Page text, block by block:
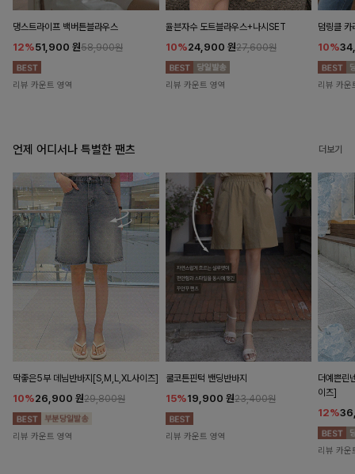
댕스트라이프 백버튼블라우스
12%51,900 원58,900원
리뷰 카운트 영역
율븐자수 도트블라우스+나시SET
10%24,900 원27,600원
리뷰 카운트 영역
덤링클 카
10%
리뷰 카운
언제 어디서나 특별한 팬츠 더보기
딱좋은5부 데님반바지[S,M,L,XL사이즈]
10%26,900 원29,800원
리뷰 카운트 영역
쿨코튼핀턱 밴딩반바지
15%19,900 원23,400원
리뷰 카운트 영역
더예쁜린
이즈]
12%
리뷰 카운